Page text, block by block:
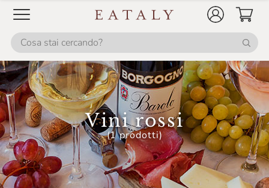
Vini rossi
(1 prodotti)
Casale Del Giglio
Cascina Corte
Cascina GemmaRina
Cascina Gilli
Cascina Valle Asinari
Castellare Di Castellina
Castello Monaci
Castello Monsanto